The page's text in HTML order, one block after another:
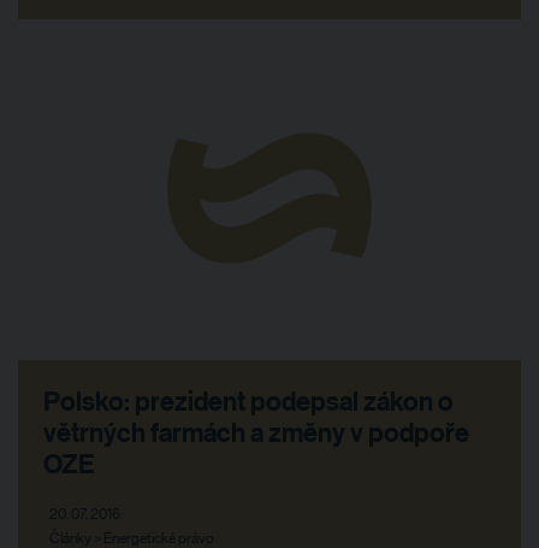
Polsko: prezident podepsal zákon o
větrných farmách a změny v podpoře
OZE
20. 07. 2016
Články > Energetické právo